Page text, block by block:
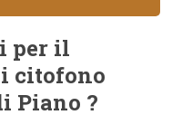
per il
citofono
Piano ?